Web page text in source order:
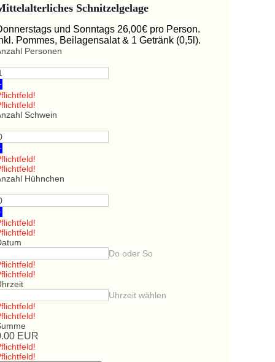
Schnitzelgelage
und Sonntags 26,00€ pro Person.
Pommes, Beilagensalat & 1 Getränk (0,5l).
Personen
Schwein
Hühnchen
Do oder So
Uhrzeit wählen
EUR